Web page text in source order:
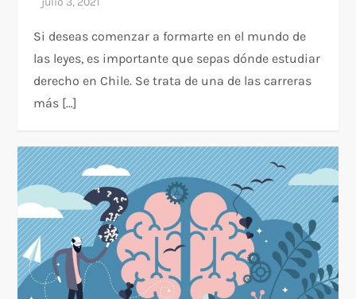
Si deseas comenzar a formarte en el mundo de
las leyes, es importante que sepas dónde estudiar
derecho en Chile. Se trata de una de las carreras
más […]